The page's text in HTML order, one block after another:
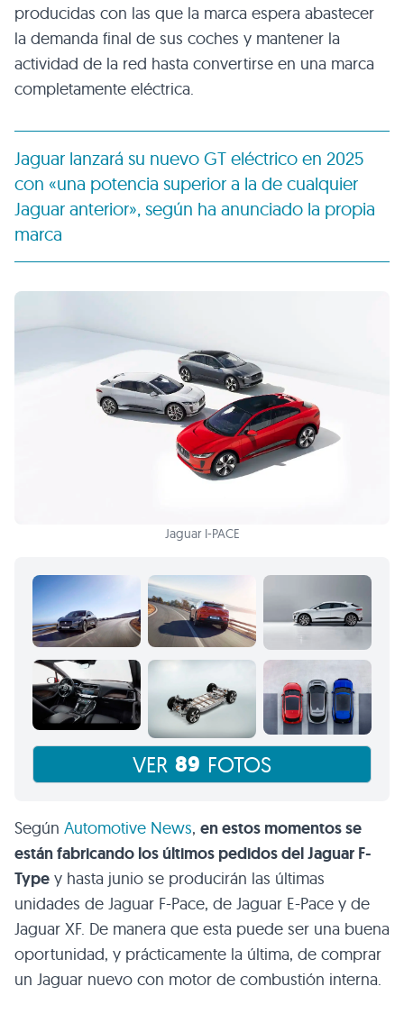
producidas con las que la marca espera abastecer
la demanda final de sus coches y mantener la
actividad de la red hasta convertirse en una marca
completamente eléctrica.
Jaguar lanzará su nuevo GT eléctrico en 2025
con «una potencia superior a la de cualquier
Jaguar anterior», según ha anunciado la propia
marca
Jaguar I-PACE
VER 89 FOTOS
Según Automotive News, en estos momentos se
están fabricando los últimos pedidos del Jaguar F-
Type y hasta junio se producirán las últimas
unidades de Jaguar F-Pace, de Jaguar E-Pace y de
Jaguar XF. De manera que esta puede ser una buena
oportunidad, y prácticamente la última, de comprar
un Jaguar nuevo con motor de combustión interna.